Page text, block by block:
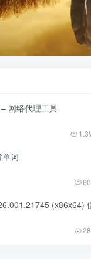
网络代理工具
词
(x86x64)